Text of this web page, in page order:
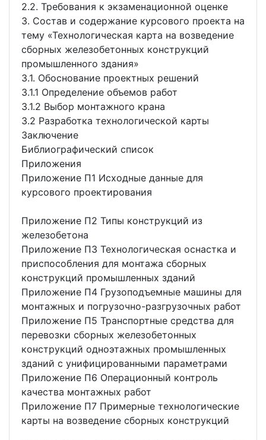
2.2. Требования к экзаменационной оценке
3. Состав и содержание курсового проекта на
тему «Технологическая карта на возведение
сборных железобетонных конструкций
промышленного здания»
3.1. Обоснование проектных решений
3.1.1 Определение объемов работ
3.1.2 Выбор монтажного крана
3.2 Разработка технологической карты
Заключение
Библиографический список
Приложения
Приложение П1 Исходные данные для
курсового проектирования
Приложение П2 Типы конструкций из
железобетона
Приложение П3 Технологическая оснастка и
приспособления для монтажа сборных
конструкций промышленных зданий
Приложение П4 Грузоподъемные машины для
монтажных и погрузочно-разгрузочных работ
Приложение П5 Транспортные средства для
перевозки сборных железобетонных
конструкций одноэтажных промышленных
зданий с унифицированными параметрами
Приложение П6 Операционный контроль
качества монтажных работ
Приложение П7 Примерные технологические
карты на возведение сборных конструкций